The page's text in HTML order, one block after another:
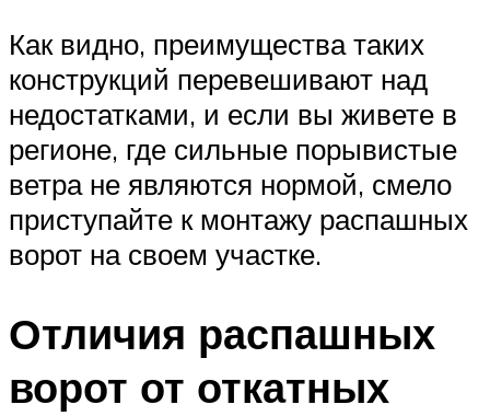
Как видно, преимущества таких
конструкций перевешивают над
недостатками, и если вы живете в
регионе, где сильные порывистые
ветра не являются нормой, смело
приступайте к монтажу распашных
ворот на своем участке.
Отличия распашных
ворот от откатных